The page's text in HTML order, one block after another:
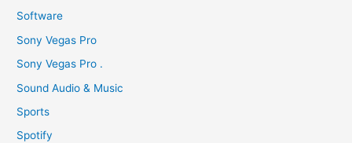
Software
Sony Vegas Pro
Sony Vegas Pro .
Sound Audio & Music
Sports
Spotify